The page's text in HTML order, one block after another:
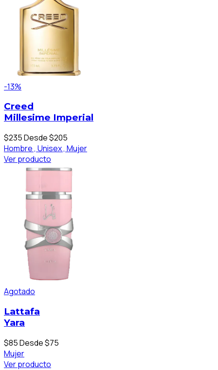
-13%
Creed
Millesime Imperial
$235Desde $205
Hombre , Unisex , Mujer
Ver producto
Agotado
Lattafa
Yara
$85Desde $75
Mujer
Ver producto